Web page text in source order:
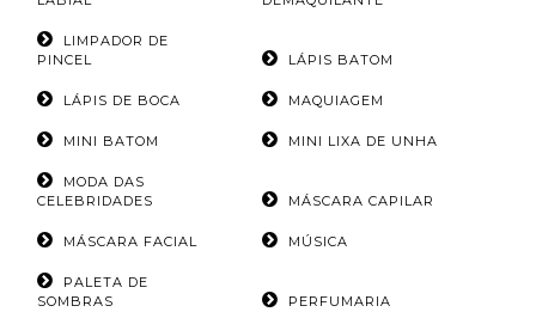
LIMPADOR DE
PINCEL
LÁPIS BATOM
LÁPIS DE BOCA MAQUIAGEM
MINI BATOM MINI LIXA DE UNHA
MODA DAS
CELEBRIDADES
MÁSCARA CAPILAR
MÁSCARA FACIAL MÚSICA
PALETA DE
SOMBRAS
PERFUMARIA